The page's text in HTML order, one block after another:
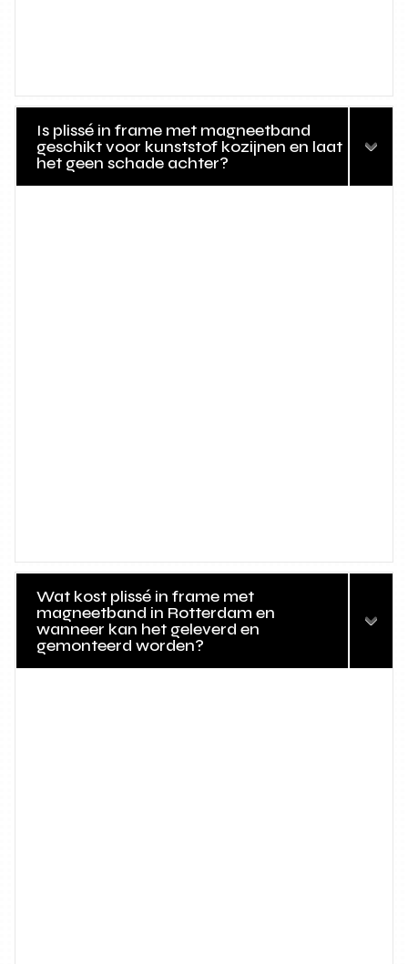
Is plissé in frame met magneetband
geschikt voor kunststof kozijnen en laat
het geen schade achter?
Wat kost plissé in frame met
magneetband in Rotterdam en
wanneer kan het geleverd en
gemonteerd worden?